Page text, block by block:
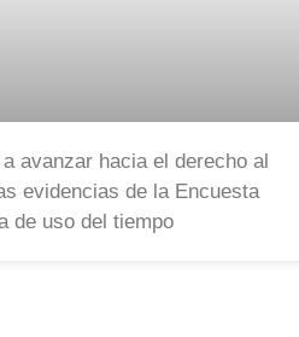
avanzar hacia el derecho al
evidencias de la Encuesta
de uso del tiempo